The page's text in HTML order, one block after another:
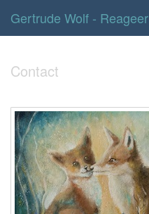
Gertrude Wolf - Reageer
Contact